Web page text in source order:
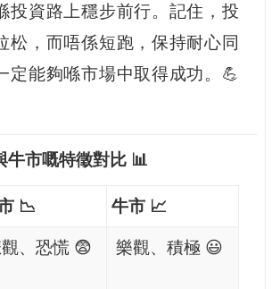
投資路上穩步前行。記住，投
松，而唔係短跑，保持耐心同
定能夠喺市場中取得成功。💪
牛市嘅特徵對比 📊
📉 牛市 📈
、恐慌 😨 樂觀、積極 😃